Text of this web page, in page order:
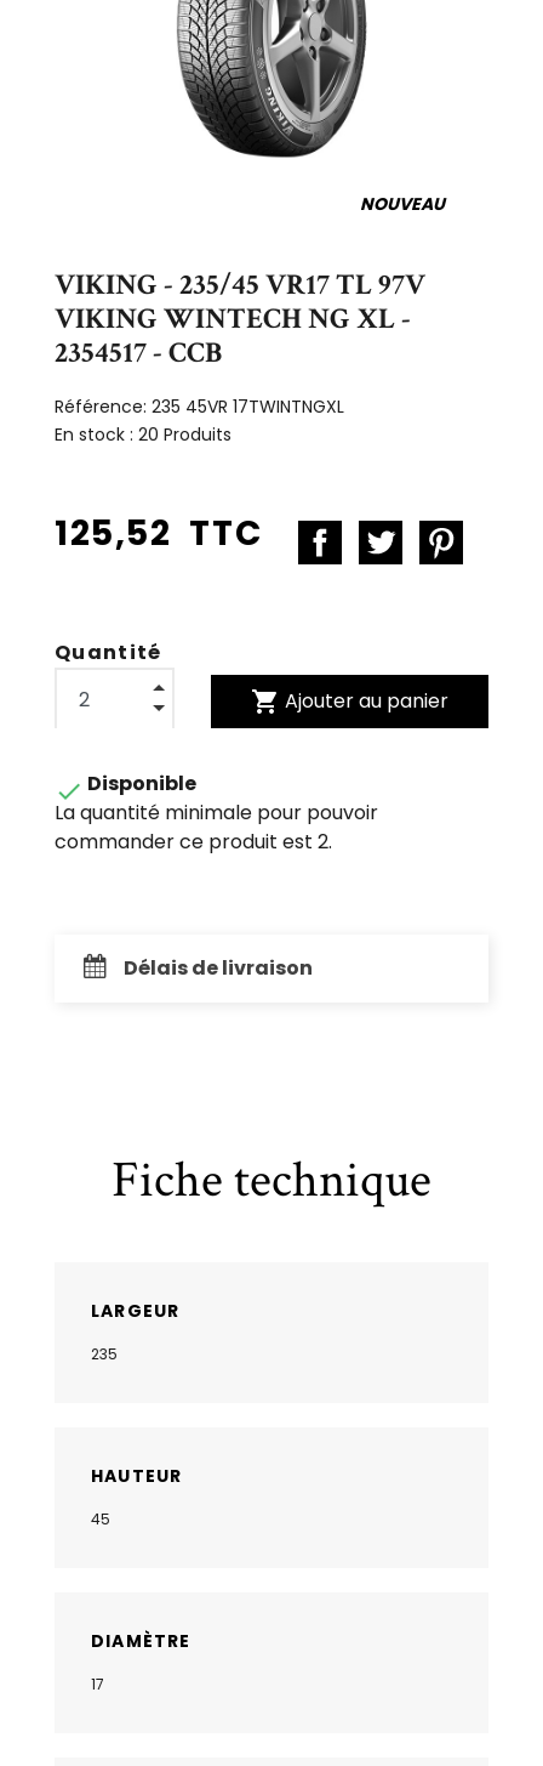
NOUVEAU
VIKING - 235/45 VR17 TL 97V
VIKING WINTECH NG XL -
2354517 - CCB
Référence: 235 45VR 17TWINTNGXL
En stock : 20 Produits
125,52 TTC
Quantité
shopping_cart Ajouter au panier
 Disponible
La quantité minimale pour pouvoir
commander ce produit est 2.
Délais de livraison
Fiche technique
LARGEUR
235
HAUTEUR
45
DIAMÈTRE
17